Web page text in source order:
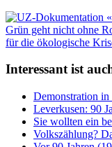
Interessant ist
Demonstration
Leverkusen: 90
Sie wollten ein
Volkszählung?